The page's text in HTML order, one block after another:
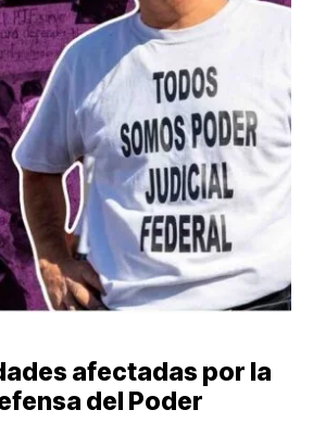
afectadas por la
del Poder